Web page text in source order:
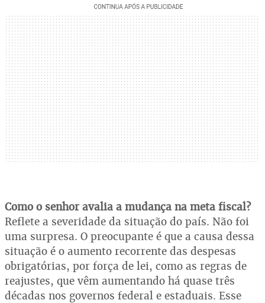
Como o senhor avalia a mudança na meta fiscal?
Reflete a severidade da situação do país. Não foi
uma surpresa. O preocupante é que a causa dessa
situação é o aumento recorrente das despesas
obrigatórias, por força de lei, como as regras de
reajustes, que vêm aumentando há quase três
décadas nos governos federal e estaduais. Esse